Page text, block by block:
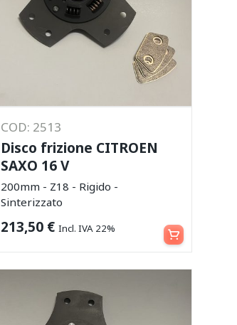
COD: 2513
Disco frizione CITROEN
SAXO 16 V
200mm - Z18 - Rigido -
Sinterizzato
213,50 € Incl. IVA 22% Aggiungi al carrello